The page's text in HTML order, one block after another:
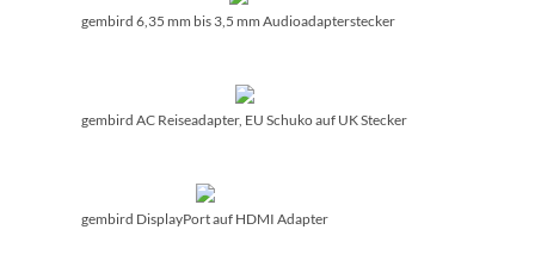
gembird 6,35 mm bis 3,5 mm Audioadapterstecker
gembird AC Reiseadapter, EU Schuko auf UK Stecker
gembird DisplayPort auf HDMI Adapter